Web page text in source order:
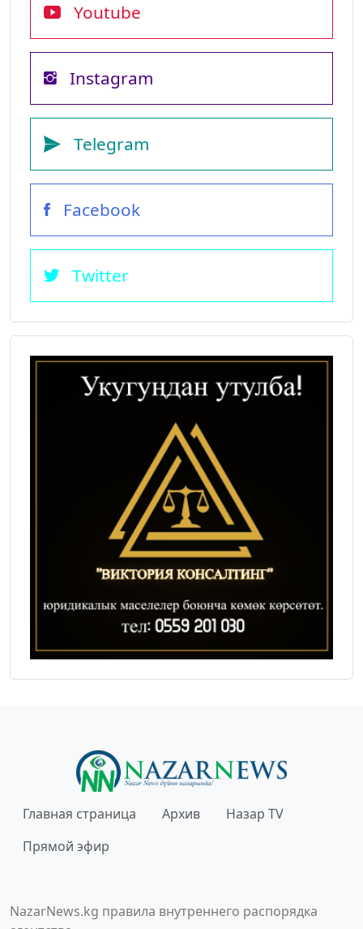
Youtube
Instagram
Telegram
Facebook
Twitter
Главная страница Архив
Назар TV
Прямой эфир
NazarNews.kg правила внутреннего распорядка